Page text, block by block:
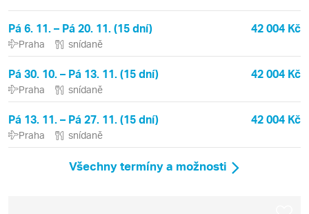
Pá 6. 11. – Pá 20. 11. (15 dní) 42 004 Kč
Praha snídaně
Pá 30. 10. – Pá 13. 11. (15 dní) 42 004 Kč
Praha snídaně
Pá 13. 11. – Pá 27. 11. (15 dní) 42 004 Kč
Praha snídaně
Všechny termíny a možnosti